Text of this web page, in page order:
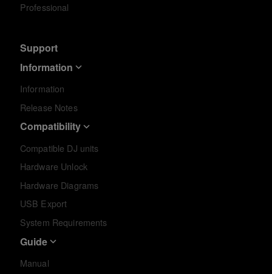
Professional
Support
Information
Information
Release Notes
Compatibility
Compatible DJ units
Hardware Unlock
Hardware Diagrams
USB Export
System Requirements
Guide
Manual